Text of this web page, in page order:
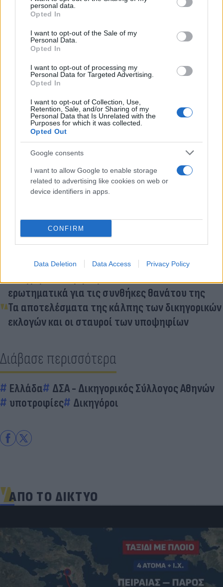
grant or deny consent to Google and its third-party tags to
use your data for below specified purposes in below Google
consent section.
personal data.
Opted In
I want to opt-out of the Sale of my
Personal Data.
Opted In
I want to opt-out of processing my
Personal Data for Targeted Advertising.
Opted In
I want to opt-out of Collection, Use,
Retention, Sale, and/or Sharing of my
Personal Data that Is Unrelated with the
Purposes for which it was collected.
Opted Out
Google consents
I want to allow Google to enable storage
related to advertising like cookies on web or
device identifiers in apps.
CONFIRM
Data Deletion Data Access Privacy Policy
την ενίσχυση των νέων συναδέλφων και την
Ελπίζουμε όλες οι δυνάμεις του Δ.Σ. να
υιοθετήσουν τις προτάσεις μας -όπως προς τιμήν
τους έπραξαν τώρα-, διότι τα προβλήματα είναι
κοινά και η λύση τους μας ωφελεί όλους»,
σημείωσε σε ανάρτηση του ο Σύμβουλος του ΔΣΑ
Στέλιος Λεριός.
Κάνε κλικ και δες περισσότερο
Flash.grστην αναζήτηση της
Διάβασε σχετικά
Δίκη Πισπιρίγκου: Οι 3 νέοι δικηγόροι μετά την
αποχώρηση του Κούγια
ερωτηματικά για τις συνθήκες θανάτου της
Τα αποτελέσματα της κάλπης των δικηγορικών
εκλογών και οι σταυροί των υποψηφίων
Διάβασε περισσότερα
Ελλάδα
ΔΣΑ - Δικηγορικός Σύλλογος Αθηνών
υποτροφίες
Δικηγόροι
ΑΠΟ ΤΟ ΔΙΚΤΥΟ